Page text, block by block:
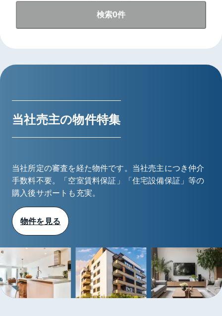
検索0件
当社売主の物件特集
当社所定の審査を経た物件です。当社売主につき仲介
手数料不要。
「空室賃料保証」「住宅設備保証」等の
購入後サポートも充実。
物件を見る